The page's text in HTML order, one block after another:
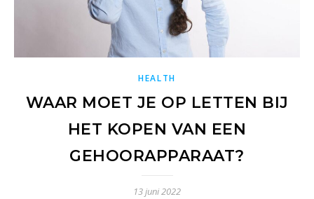
HEALTH
WAAR MOET JE OP LETTEN BIJ
HET KOPEN VAN EEN
GEHOORAPPARAAT?
13 juni 2022